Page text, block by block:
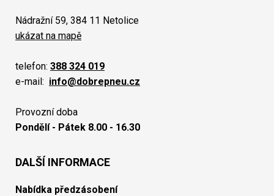
Nádražní 59, 384 11 Netolice
ukázat na mapě
telefon: 388 324 019
e-mail: info@dobrepneu.cz
Provozní doba
Pondělí - Pátek 8.00 - 16.30
DALŠÍ INFORMACE
Nabídka předzásobení